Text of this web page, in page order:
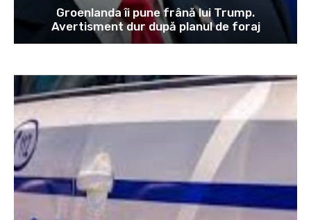
Groenlanda îi pune frână lui Trump.
Avertisment dur după planul de foraj